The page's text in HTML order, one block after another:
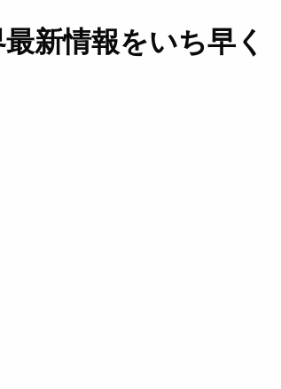
新情報をいち早く